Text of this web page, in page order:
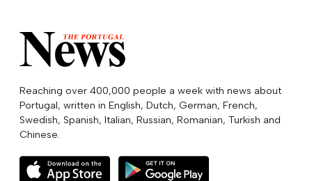
Reaching over 400,000 people a week with news about
Portugal, written in English, Dutch, German, French,
Swedish, Spanish, Italian, Russian, Romanian, Turkish and
Chinese.